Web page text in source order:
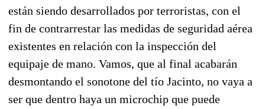
están siendo desarrollados por terroristas, con el
fin de contrarrestar las medidas de seguridad aérea
existentes en relación con la inspección del
equipaje de mano. Vamos, que al final acabarán
desmontando el sonotone del tío Jacinto, no vaya a
ser que dentro haya un microchip que puede